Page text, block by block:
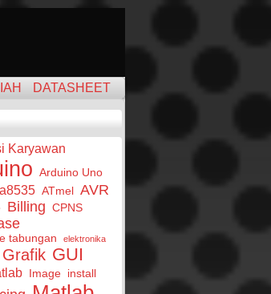
DATASHEET
Karyawan
Arduino Uno
ATmel AVR
Billing CPNS
tabungan
elektronika
Grafik GUI
Image install